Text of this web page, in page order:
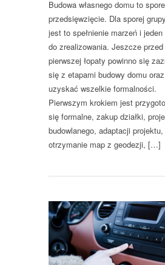
Budowa własnego domu to spore
przedsięwzięcie. Dla sporej
jest to spełnienie marzeń i
do zrealizowania. Jeszcze
pierwszej łopaty powinno się
się z etapami budowy domu oraz
uzyskać wszelkie formalności.
Pierwszym krokiem jest
się formalne, zakup działki,
budowlanego, adaptacji
otrzymanie map z geodezji, […]